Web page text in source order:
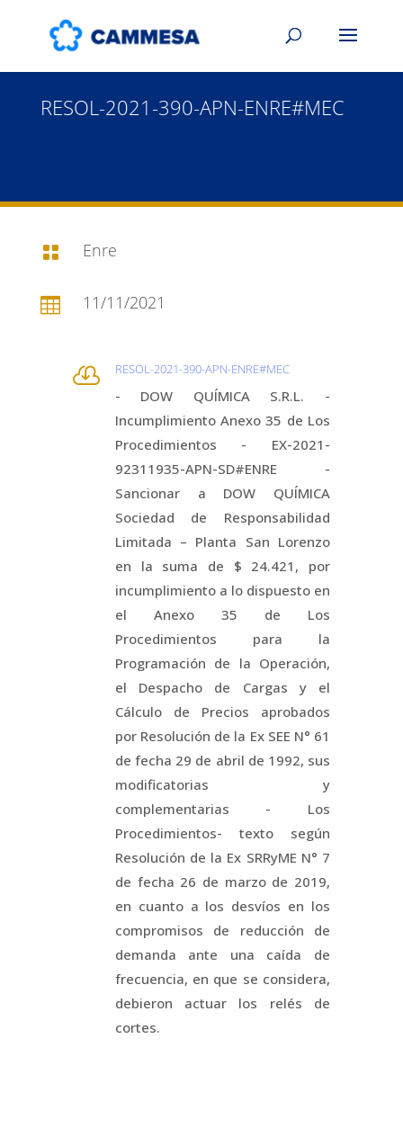
RESOL-2021-390-APN-ENRE#MEC
 Enre
 11/11/2021
 RESOL-2021-390-APN-ENRE#MEC
- DOW QUÍMICA S.R.L. -
Incumplimiento Anexo 35 de Los
Procedimientos - EX-2021-
92311935-APN-SD#ENRE -
Sancionar a DOW QUÍMICA
Sociedad de Responsabilidad
Limitada – Planta San Lorenzo
en la suma de $ 24.421, por
incumplimiento a lo dispuesto en
el Anexo 35 de Los
Procedimientos para la
Programación de la Operación,
el Despacho de Cargas y el
Cálculo de Precios aprobados
por Resolución de la Ex SEE N° 61
de fecha 29 de abril de 1992, sus
modificatorias y
complementarias - Los
Procedimientos- texto según
Resolución de la Ex SRRyME N° 7
de fecha 26 de marzo de 2019,
en cuanto a los desvíos en los
compromisos de reducción de
demanda ante una caída de
frecuencia, en que se considera,
debieron actuar los relés de
cortes.